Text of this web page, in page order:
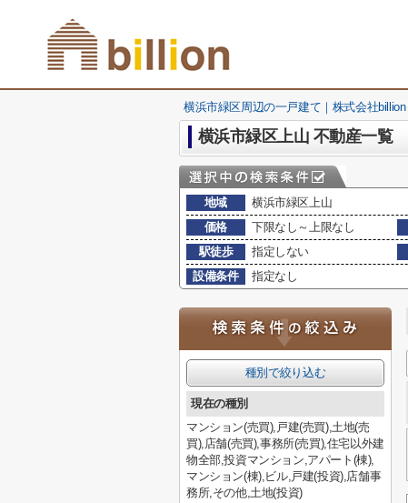
横浜市緑区周辺の一戸建て｜株式会社billion
横浜市緑区上山 不動産一覧
地域
横浜市緑区上山
価格
下限なし～上限なし
駅徒歩
指定しない
設備条件
指定なし
種別で絞り込む
現在の種別
マンション(売買),戸建(売買),土地(売
買),店舗(売買),事務所(売買),住宅以外建
物全部,投資マンション,アパート(棟),
マンション(棟),ビル,戸建(投資),店舗事
務所,その他,土地(投資)